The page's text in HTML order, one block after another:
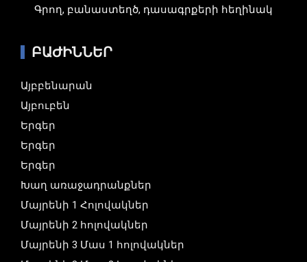
Գրող, բանաստեղծ, դասագրքերի հեղինակ
ԲԱԺԻՆՆԵՐ
Այբբենարան
Այբուբեն
Երգեր
Երգեր
Երգեր
Խաղ առաջադրանքներ
Մայրենի 1 Հոլովակներ
Մայրենի 2 հոլովակներ
Մայրենի 3 Մաս 1 հոլովակներ